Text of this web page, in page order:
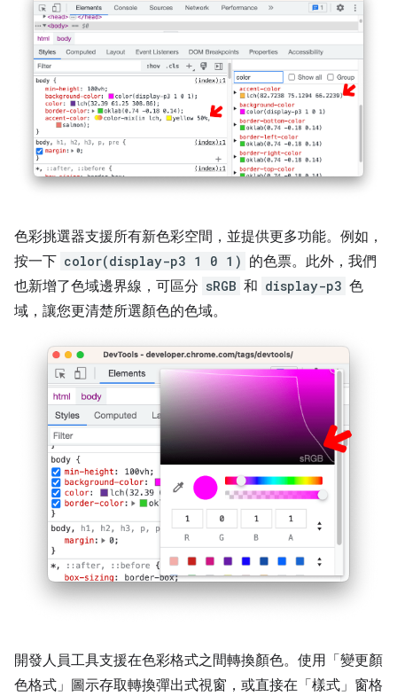
色彩挑選器支援所有新色彩空間，並提供更多功能。例如，
按一下 color(display-p3 1 0 1) 的色票。此外，我們
也新增了色域邊界線，可區分 sRGB 和 display-p3 色
域，讓您更清楚所選顏色的色域。
開發人員工具支援在色彩格式之間轉換顏色。使用「變更顏
色格式」 圖示存取轉換彈出式視窗，或直接在「樣式」 窗格